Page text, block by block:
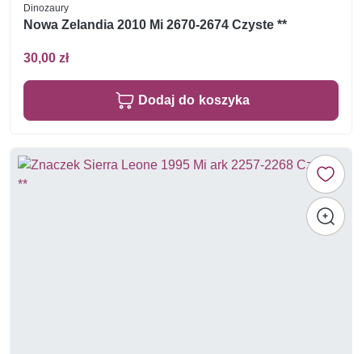
Dinozaury
Nowa Zelandia 2010 Mi 2670-2674 Czyste **
30,00 zł
Dodaj do koszyka